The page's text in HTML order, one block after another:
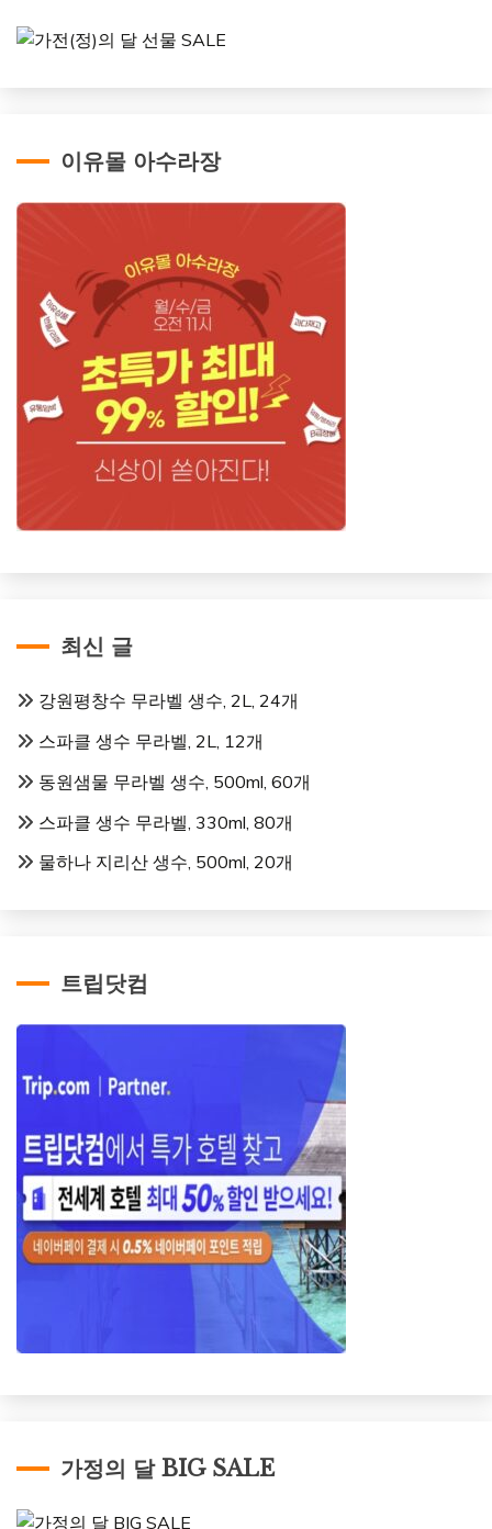
이유몰 아수라장
최신 글
강원평창수 무라벨 생수, 2L, 24개
스파클 생수 무라벨, 2L, 12개
동원샘물 무라벨 생수, 500ml, 60개
스파클 생수 무라벨, 330ml, 80개
물하나 지리산 생수, 500ml, 20개
트립닷컴
가정의 달 BIG SALE